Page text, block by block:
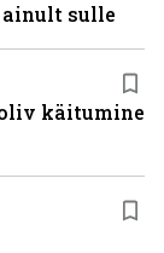
ainult sulle
käitumine